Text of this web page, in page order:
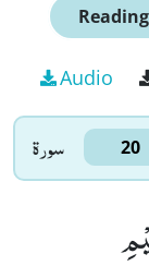
Reading
Audio
سورۃ 20